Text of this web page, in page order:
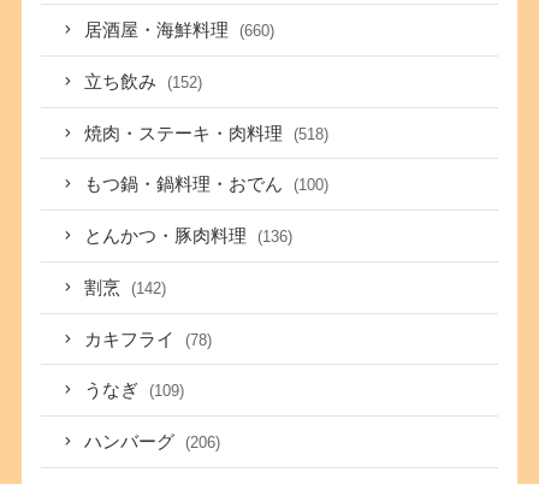
居酒屋・海鮮料理 (660)
立ち飲み (152)
焼肉・ステーキ・肉料理 (518)
もつ鍋・鍋料理・おでん (100)
とんかつ・豚肉料理 (136)
割烹 (142)
カキフライ (78)
うなぎ (109)
ハンバーグ (206)